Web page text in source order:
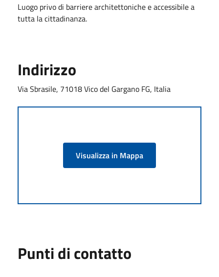
Luogo privo di barriere architettoniche e accessibile a
tutta la cittadinanza.
Indirizzo
Via Sbrasile, 71018 Vico del Gargano FG, Italia
Visualizza in Mappa
Punti di contatto